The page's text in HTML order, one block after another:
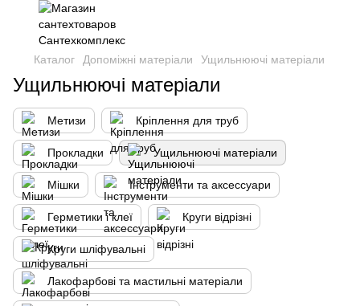
Каталог Допоміжні матеріали Ущильнюючі матеріали
Ущильнюючі матеріали
Метизи Кріплення для труб
Прокладки Ущильнюючі матеріали
Мішки Інструменти та аксессуари
Герметики і клеї Круги відрізні
Круги шліфувальні
Лакофарбові та мастильні матеріали